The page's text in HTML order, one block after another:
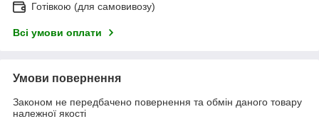
Готівкою (для самовивозу)
Всі умови оплати
Умови повернення
Законом не передбачено повернення та обмін даного товару
належної якості